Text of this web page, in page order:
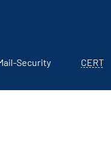
Security CERT